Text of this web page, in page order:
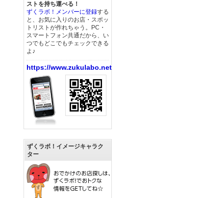
ストを持ち運べる！
ずくラボ！メンバーに登録する
と、お気に入りのお店・スポッ
トリストが作れちゃう。PC・
スマートフォン共通だから、い
つでもどこでもチェックできる
よ♪
https://www.zukulabo.net/
ずくラボ！イメージキャラク
ター